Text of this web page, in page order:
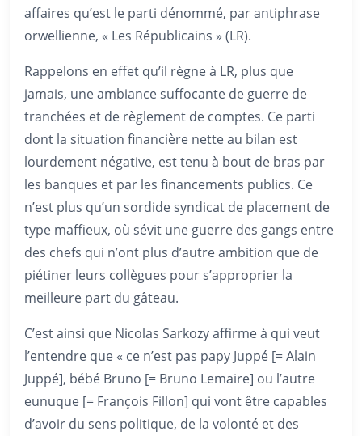
affaires qu’est le parti dénommé, par antiphrase
orwellienne, « Les Républicains » (LR).
Rappelons en effet qu’il règne à LR, plus que
jamais, une ambiance suffocante de guerre de
tranchées et de règlement de comptes. Ce parti
dont la situation financière nette au bilan est
lourdement négative, est tenu à bout de bras par
les banques et par les financements publics. Ce
n’est plus qu’un sordide syndicat de placement de
type maffieux, où sévit une guerre des gangs entre
des chefs qui n’ont plus d’autre ambition que de
piétiner leurs collègues pour s’approprier la
meilleure part du gâteau.
C’est ainsi que Nicolas Sarkozy affirme à qui veut
l’entendre que « ce n’est pas papy Juppé [= Alain
Juppé], bébé Bruno [= Bruno Lemaire] ou l’autre
eunuque [= François Fillon] qui vont être capables
d’avoir du sens politique, de la volonté et des